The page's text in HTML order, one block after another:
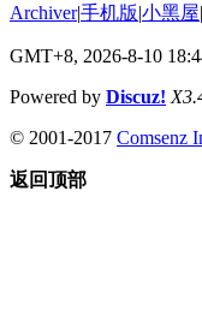
Archiver|手机版|小黑屋|
GMT+8, 2026-8-10
Powered by Discuz!
© 2001-2017 Comsenz
返回顶部